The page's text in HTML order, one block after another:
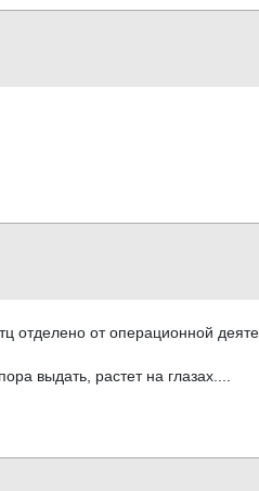
отделено от операционной
выдать, растет на глазах....